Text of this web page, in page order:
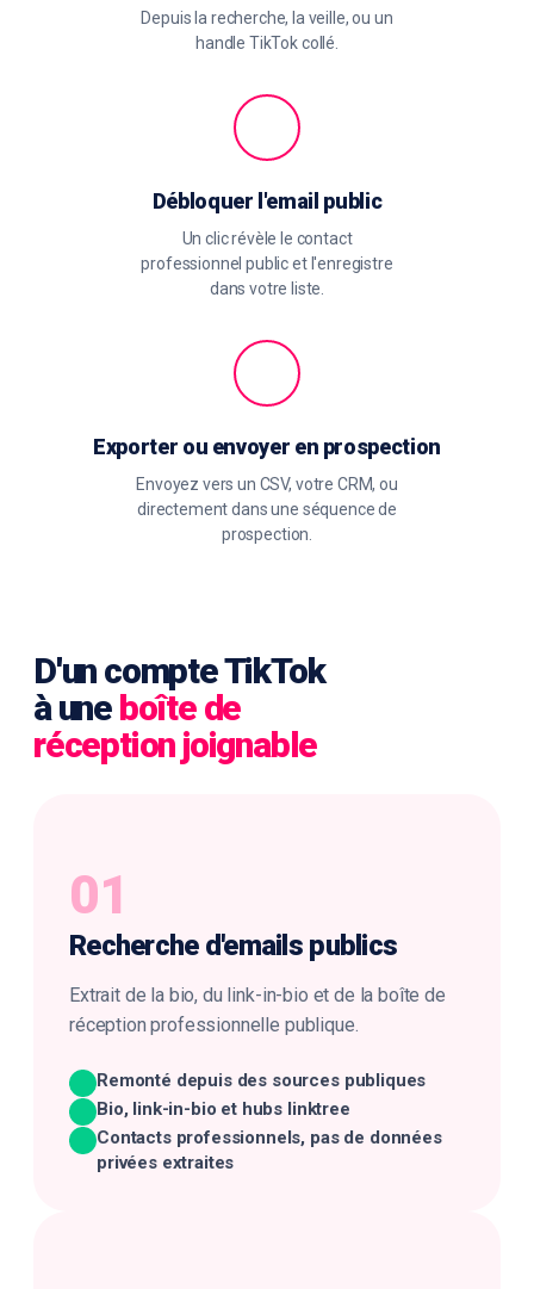
Depuis la recherche, la veille, ou un
handle TikTok collé.
Débloquer l'email public
Un clic révèle le contact
professionnel public et l'enregistre
dans votre liste.
Exporter ou envoyer en prospection
Envoyez vers un CSV, votre CRM, ou
directement dans une séquence de
prospection.
D'un compte TikTok
à une boîte de
réception joignable
01
Recherche d'emails publics
Extrait de la bio, du link-in-bio et de la boîte de
réception professionnelle publique.
Remonté depuis des sources publiques
Bio, link-in-bio et hubs linktree
Contacts professionnels, pas de données
privées extraites